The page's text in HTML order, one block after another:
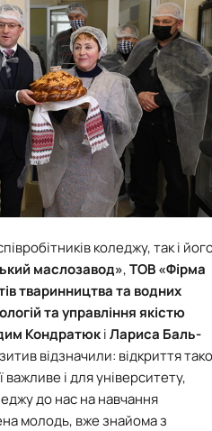
коледжу, так і
маслозавод»,ТОВ «Фірма
тваринництва та водних
та управління якістю
КондратюкіЛариса Баль-
відзначили: відкриття
важливе і для університету,
до нас на навчання
молодь, вже знайома з